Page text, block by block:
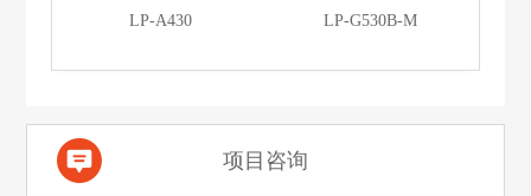
LP-A430 LP-G530B-M
项目咨询